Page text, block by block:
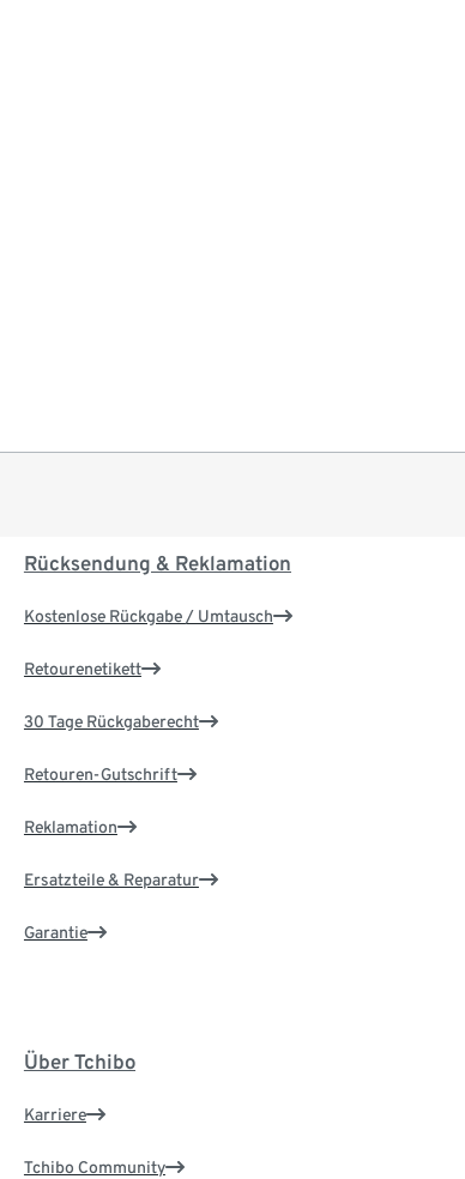
Rücksendung & Reklamation
Kostenlose Rückgabe / Umtausch
Retourenetikett
30 Tage Rückgaberecht
Retouren-Gutschrift
Reklamation
Ersatzteile & Reparatur
Garantie
Über Tchibo
Karriere
Tchibo Community